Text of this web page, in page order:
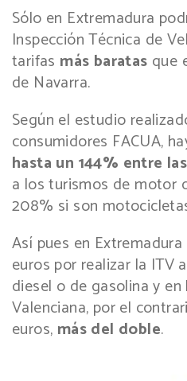
Sólo en Extremadura
Inspección Técnica de
tarifas más baratas que
de Navarra.
Según el estudio
consumidores FACUA,
hasta un 144% entre
a los turismos de motor
208% si son
Así pues en Extremadura
euros por realizar la ITV
diesel o de gasolina y
Valenciana, por el
euros, más del doble.